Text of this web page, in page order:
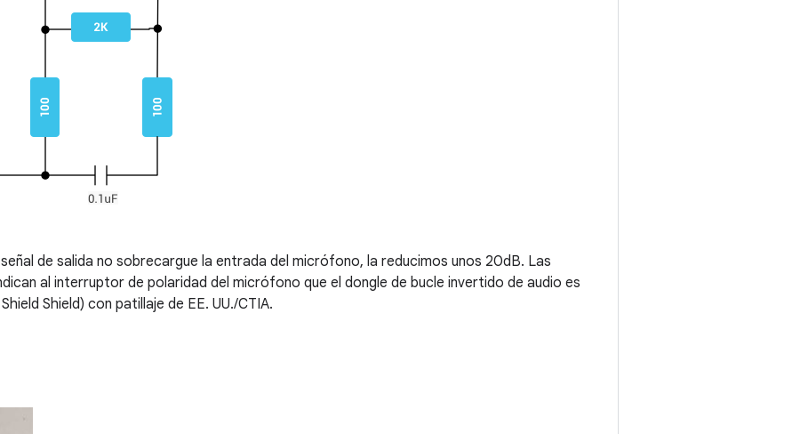
de salida no sobrecargue la entrada del micrófono, la reducimos unos 20dB. Las
al interruptor de polaridad del micrófono que el dongle de bucle invertido de audio es
Shield) con patillaje de EE. UU./CTIA.